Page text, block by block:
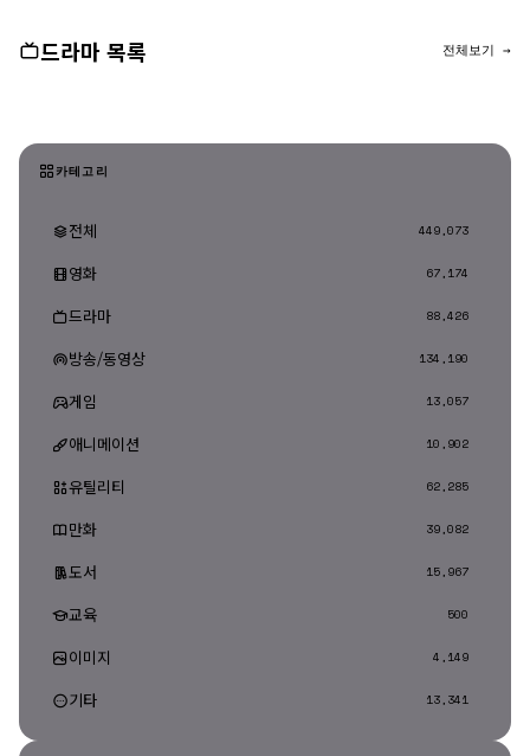
드라마 목록 전체보기 →
카테고리
전체 449,073
영화 67,174
드라마 88,426
방송/동영상 134,190
게임 13,057
애니메이션 10,902
유틸리티 62,285
만화 39,082
도서 15,967
교육 500
이미지 4,149
기타 13,341